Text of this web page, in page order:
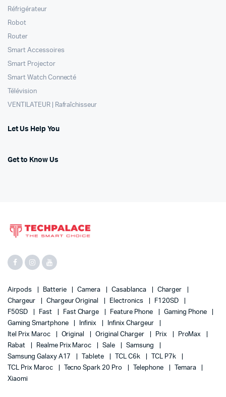
Réfrigérateur
Robot
Router
Smart Accessoires
Smart Projector
Smart Watch Connecté
Télévision
VENTILATEUR | Rafraîchisseur
Let Us Help You
Get to Know Us
Airpods Batterie Camera Casablanca
Charger
Chargeur
Chargeur Original Electronics
F120SD
F50SD
Fast Fast Charge Feature Phone
Gaming Phone
Gaming Smartphone
Infinix
Infinix Chargeur
Itel Prix Maroc
Original Original Charger Prix
ProMax
Rabat
Realme Prix Maroc Sale
Samsung
Samsung Galaxy A17
Tablete TCL C6k
TCL P7k
TCL Prix Maroc
Tecno Spark 20 Pro Telephone
Temara
Xiaomi